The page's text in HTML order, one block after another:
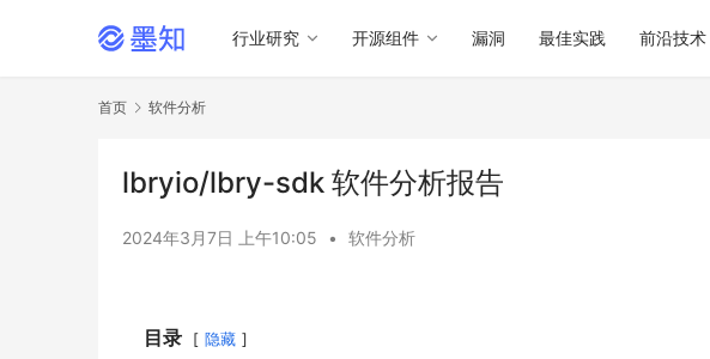
行业研究 开源组件 漏洞 最佳实践 前沿技术
首页 软件分析
lbryio/lbry-sdk 软件分析报告
2024年3月7日 上午10:05 • 软件分析
目录 隐藏